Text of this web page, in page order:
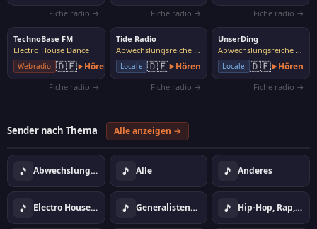
Fiche radio → Fiche radio → Fiche radio →
TechnoBase FM
Electro House Dance
Webradio 🇩🇪 Hören
Fiche radio →
Tide Radio
Abwechslungsreiche Musik
Locale 🇩🇪 Hören
Fiche radio →
UnserDing
Abwechslungsreiche Musik
Locale 🇩🇪 Hören
Fiche radio →
Sender nach Thema Alle anzeigen →
🎵 Abwechslungsreiche Musik 🎵 Alle 🎵 Anderes
🎵 Electro House Dance 🎵 Generalistenstil 🎵 Hip-Hop, Rap, Urban